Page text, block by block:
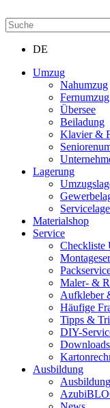
DE
Umzug
Nahumzug
Fernumzug
Übersee
Beiladung
Klavier &
Lagerung
Materialshop
Service
Checkliste
Maler- &
Aufkleber
Häufige
Tipps &
DIY-
Downloads
Ausbildung